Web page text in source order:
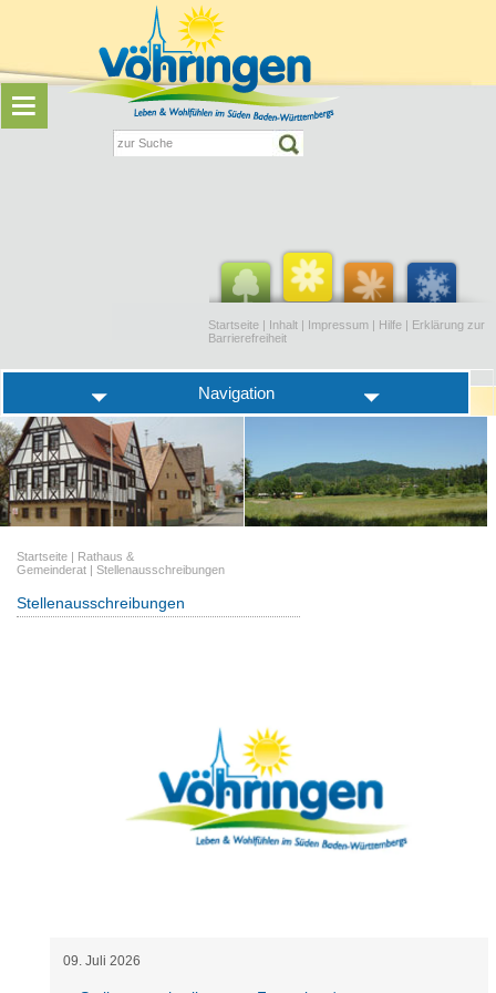
Startseite | Inhalt | Impressum | Hilfe | Erklärung zur
Barrierefreiheit
Navigation
Startseite | Rathaus &
Gemeinderat | Stellenausschreibungen
Stellenausschreibungen
09 Juli 2026